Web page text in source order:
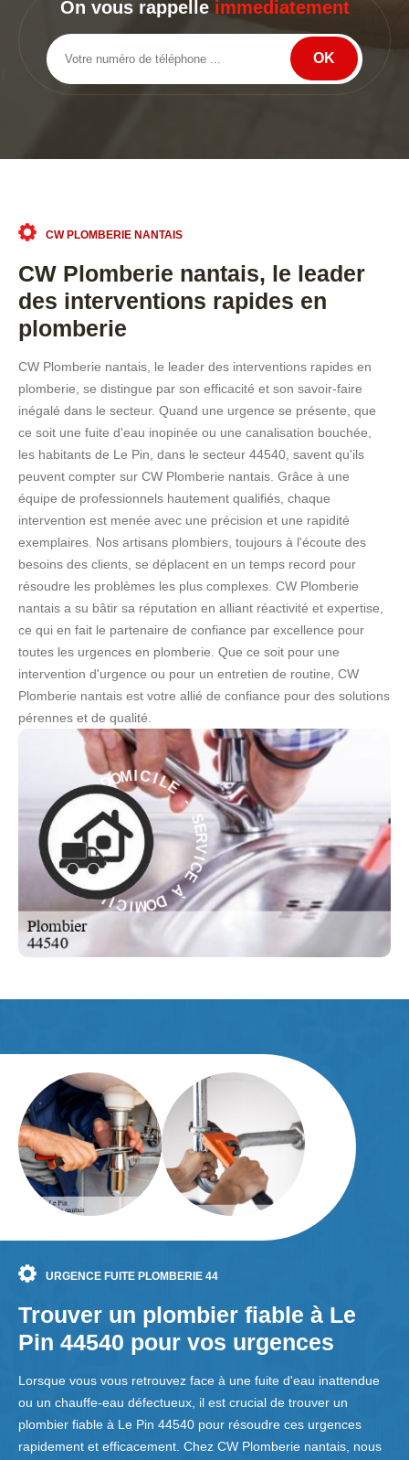
On vous rappelle immediatement
CW PLOMBERIE NANTAIS
CW Plomberie nantais, le leader
des interventions rapides en
plomberie
CW Plomberie nantais, le leader des interventions rapides en
plomberie, se distingue par son efficacité et son savoir-faire
inégalé dans le secteur. Quand une urgence se présente, que
ce soit une fuite d'eau inopinée ou une canalisation bouchée,
les habitants de Le Pin, dans le secteur 44540, savent qu'ils
peuvent compter sur CW Plomberie nantais. Grâce à une
équipe de professionnels hautement qualifiés, chaque
intervention est menée avec une précision et une rapidité
exemplaires. Nos artisans plombiers, toujours à l'écoute des
besoins des clients, se déplacent en un temps record pour
résoudre les problèmes les plus complexes. CW Plomberie
nantais a su bâtir sa réputation en alliant réactivité et expertise,
ce qui en fait le partenaire de confiance par excellence pour
toutes les urgences en plomberie. Que ce soit pour une
intervention d'urgence ou pour un entretien de routine, CW
Plomberie nantais est votre allié de confiance pour des solutions
pérennes et de qualité.
S
E
R
V
I
C
À
OM
ICILE - SE
R
V
I
C
E
À
D
O
M
I
C
I
L
E
-
URGENCE FUITE PLOMBERIE 44
Trouver un plombier fiable à Le
Pin 44540 pour vos urgences
Lorsque vous vous retrouvez face à une fuite d'eau inattendue
ou un chauffe-eau défectueux, il est crucial de trouver un
plombier fiable à Le Pin 44540 pour résoudre ces urgences
rapidement et efficacement. Chez CW Plomberie nantais, nous